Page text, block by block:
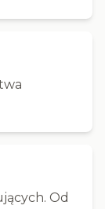
Od